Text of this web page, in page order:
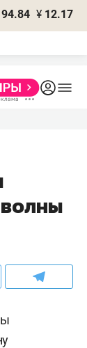
94.84 ¥ 12.17